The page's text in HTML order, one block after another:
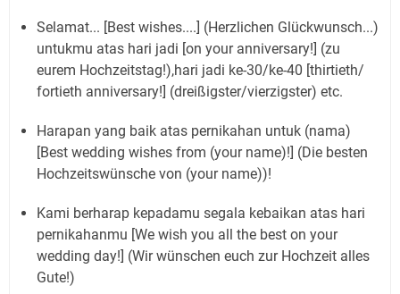
Selamat... [Best wishes....] (Herzlichen Glückwunsch...)
untukmu atas hari jadi [on your anniversary!] (zu
eurem Hochzeitstag!),hari jadi ke-30/ke-40 [thirtieth/
fortieth anniversary!] (dreißigster/vierzigster) etc.
Harapan yang baik atas pernikahan untuk (nama)
[Best wedding wishes from (your name)!] (Die besten
Hochzeitswünsche von (your name))!
Kami berharap kepadamu segala kebaikan atas hari
pernikahanmu [We wish you all the best on your
wedding day!] (Wir wünschen euch zur Hochzeit alles
Gute!)